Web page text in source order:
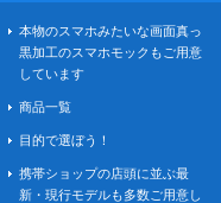
本物のスマホみたいな画面真っ
黒加工のスマホモックもご用意
しています
商品一覧
目的で選ぼう！
携帯ショップの店頭に並ぶ最
新・現行モデルも多数ご用意し